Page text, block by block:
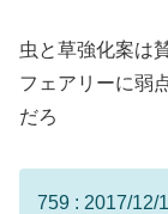
虫と草強化案は
フェアリーに弱
だろ
759 : 2017/12/